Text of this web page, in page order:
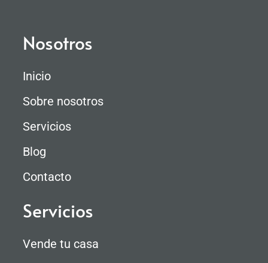
Nosotros
Inicio
Sobre nosotros
Servicios
Blog
Contacto
Servicios
Vende tu casa